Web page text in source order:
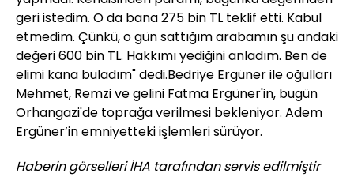
geri istedim. O da bana 275 bin TL teklif etti. Kabul
etmedim. Çünkü, o gün sattığım arabamın şu andaki
değeri 600 bin TL. Hakkımı yediğini anladım. Ben de
elimi kana buladım" dedi.Bedriye Ergüner ile oğulları
Mehmet, Remzi ve gelini Fatma Ergüner'in, bugün
Orhangazi'de toprağa verilmesi bekleniyor. Adem
Ergüner’in emniyetteki işlemleri sürüyor.
Haberin görselleri İHA tarafından servis edilmiştir